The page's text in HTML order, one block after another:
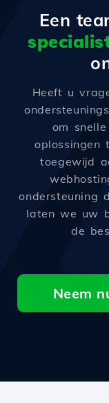
Een
Heeft u
om
oplossingen
toegewijd
ondersteuning
laten we uw
de
Neem